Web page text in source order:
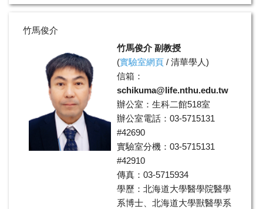
竹馬俊介
竹馬俊介 副教授
(實驗室網頁 / 清華學人)
信箱：
schikuma@life.nthu.edu.tw
辦公室：生科二館518室
辦公室電話：03-5715131
#42690
實驗室分機：03-5715131
#42910
傳真：03-5715934
學歷：北海道大學醫學院醫學
系博士、北海道大學獸醫學系